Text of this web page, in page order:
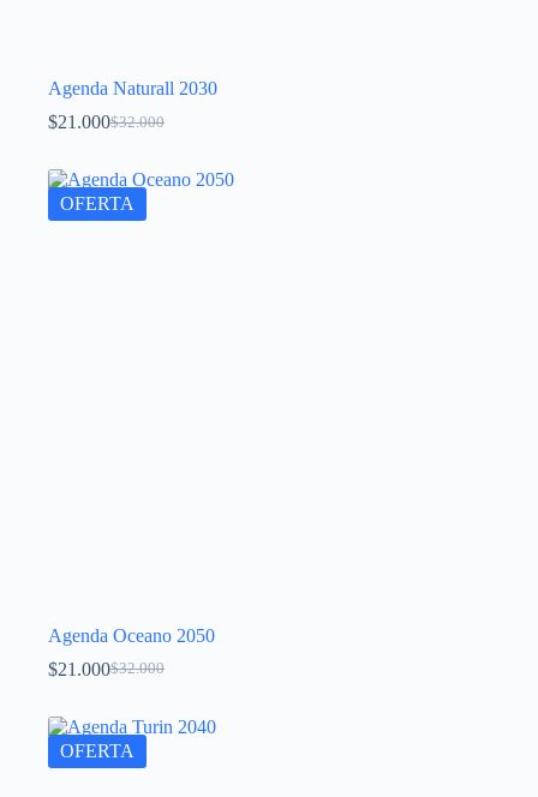
Agenda Naturall 2030
$32.000
$21.000
OFERTA
Agenda Oceano 2050
$32.000
$21.000
OFERTA